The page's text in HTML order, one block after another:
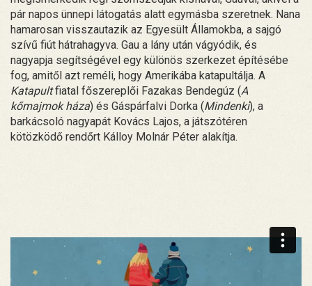
pár napos ünnepi látogatás alatt egymásba szeretnek. Nana
hamarosan visszautazik az Egyesült Államokba, a sajgó
szívű fiút hátrahagyva. Gau a lány után vágyódik, és
nagyapja segítségével egy különös szerkezet építésébe
fog, amitől azt reméli, hogy Amerikába katapultálja. A
Katapultfiatal főszereplői Fazakas Bendegúz (A
kőmajmok háza) és Gáspárfalvi Dorka (Mindenki), a
barkácsoló nagyapát Kovács Lajos, a játszótéren
kötözködő rendőrt Kálloy Molnár Péter alakítja.